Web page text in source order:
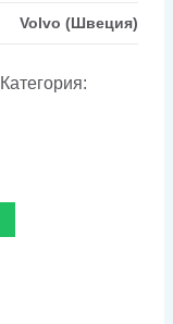
Volvo (Швеция)
Категория: